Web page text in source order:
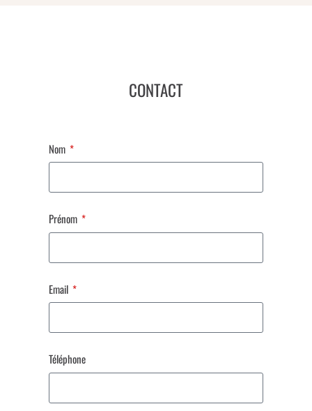
CONTACT
Nom
Prénom
Email
Téléphone